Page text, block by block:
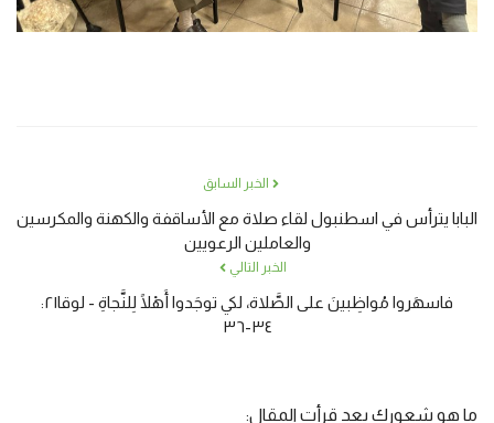
الخبر السابق
البابا يترأس في اسطنبول لقاء صلاة مع الأساقفة والكهنة والمكرسين
والعاملين الرعويين
الخبر التالي
فاسهَروا مُواظِبينَ على الصَّلاة، لكي توجَدوا أَهْلًا لِلنَّجاةِ - لوقا٢١:
٣٤-٣٦
ما هو شعورك بعد قرأت المقال: